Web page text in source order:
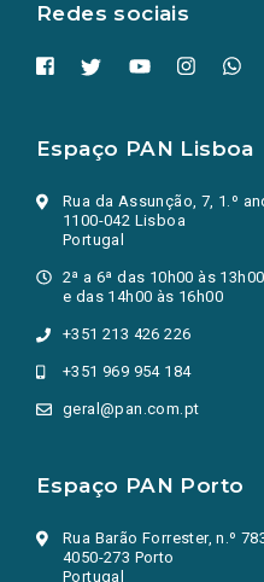
Redes sociais
Espaço PAN Lisboa
Rua da Assunção, 7, 1.º
1100-042 Lisboa
Portugal
2ª a 6ª das 10h00 às 13h00
e das 14h00 às 16h00
+351 213 426 226
+351 969 954 184
geral@pan.com.pt
Espaço PAN Porto
Rua Barão Forrester, n.º
4050-273 Porto
Portugal